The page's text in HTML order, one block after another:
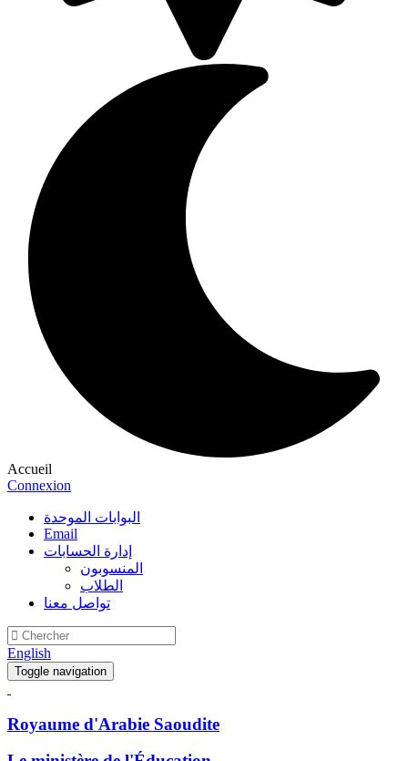
Accueil
Connexion
البوابات الموحدة
Email
إدارة الحسابات
المنسوبون
الطلاب
تواصل معنا
English
Toggle navigation
Royaume d'Arabie Saoudite